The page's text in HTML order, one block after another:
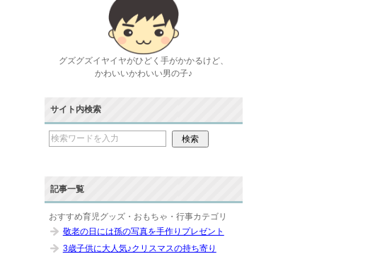
グズグズイヤイヤがひどく手がかかるけど、
かわいいかわいい男の子♪
サイト内検索
記事一覧
おすすめ育児グッズ・おもちゃ・行事カテゴリ
敬老の日には孫の写真を手作りプレゼント
3歳子供に大人気♪クリスマスの持ち寄り